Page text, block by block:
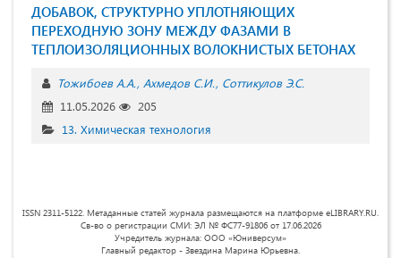
ДОБАВОК, СТРУКТУРНО УПЛОТНЯЮЩИХ
ПЕРЕХОДНУЮ ЗОНУ МЕЖДУ ФАЗАМИ В
ТЕПЛОИЗОЛЯЦИОННЫХ ВОЛОКНИСТЫХ БЕТОНАХ
Тожибоев А.А. Ахмедов С.И. Соттикулов Э.С.
11.05.2026
205
13. Химическая технология
ISSN 2311-5122. Метаданные статей журнала размещаются на платформе eLIBRARY.RU.
Св-во о регистрации СМИ: ЭЛ № ФС77-91806 от 17.06.2026
Учредитель журнала: ООО «Юниверсум»
Главный редактор - Звездина Марина Юрьевна.